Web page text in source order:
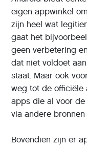
eigen appwinkel
zijn heel wat
gaat het
geen verbetering
dat niet voldoet
staat. Maar ook
weg tot de officiële
apps die al voor
via andere
Bovendien zijn er